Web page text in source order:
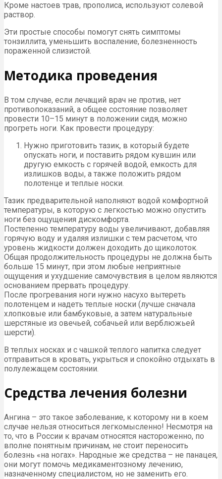
Кроме настоев трав, прополиса, используют солевой
раствор.
Эти простые способы помогут снять симптомы
тонзиллита, уменьшить воспаление, болезненность
пораженной слизистой.
Методика проведения
В том случае, если лечащий врач не против, нет
противопоказаний, а общее состояние позволяет
провести 10–15 минут в положении сидя, можно
прогреть ноги. Как провести процедуру:
Нужно приготовить тазик, в который будете
опускать ноги, и поставить рядом кувшин или
другую емкость с горячей водой, емкость для
излишков воды, а также положить рядом
полотенце и теплые носки.
Тазик предварительной наполняют водой комфортной
температуры, в которую с легкостью можно опустить
ноги без ощущения дискомфорта.
Постепенно температуру воды увеличивают, добавляя
горячую воду и удаляя излишки с тем расчетом, что
уровень жидкости должен доходить до щиколоток.
Общая продолжительность процедуры не должна быть
больше 15 минут, при этом любые неприятные
ощущения и ухудшение самочувствия в целом являются
основанием прервать процедуру.
После прогревания ноги нужно насухо вытереть
полотенцем и надеть теплые носки (лучше сначала
хлопковые или бамбуковые, а затем натуральные
шерстяные из овечьей, собачьей или верблюжьей
шерсти).
В теплых носках и с чашкой теплого напитка следует
отправиться в кровать, укрыться и спокойно отдыхать в
полулежащем состоянии.
Средства лечения болезни
Ангина – это такое заболевание, к которому ни в коем
случае нельзя относиться легкомысленно! Несмотря на
то, что в России к врачам относятся настороженно, по
вполне понятным причинам, не стоит переносить
болезнь «на ногах». Народные же средства – не панацея,
они могут помочь медикаментозному лечению,
назначенному специалистом, но не заменить его.